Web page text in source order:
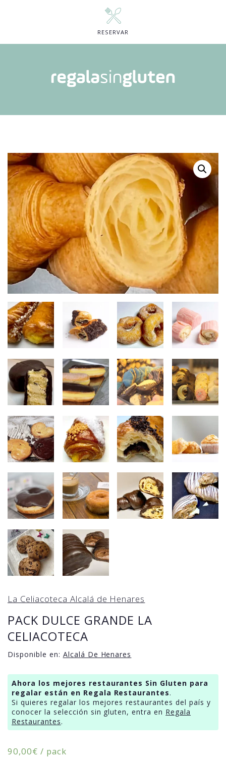
RESERVAR
La Celiacoteca Alcalá de Henares
PACK DULCE GRANDE LA
CELIACOTECA
Disponible en: Alcalá De Henares
Ahora los mejores restaurantes Sin Gluten para
regalar están en Regala Restaurantes.
Si quieres regalar los mejores restaurantes del país y
conocer la selección sin gluten, entra en Regala
Restaurantes.
90,00€ / pack